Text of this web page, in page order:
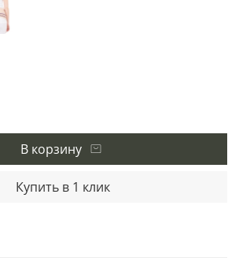
В корзину
Купить в 1 клик